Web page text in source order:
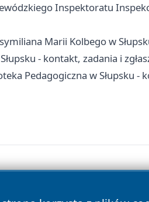
Inspektoratu
Marii Kolbego w
- kontakt, zadania i
Pedagogiczna w Słupsku -